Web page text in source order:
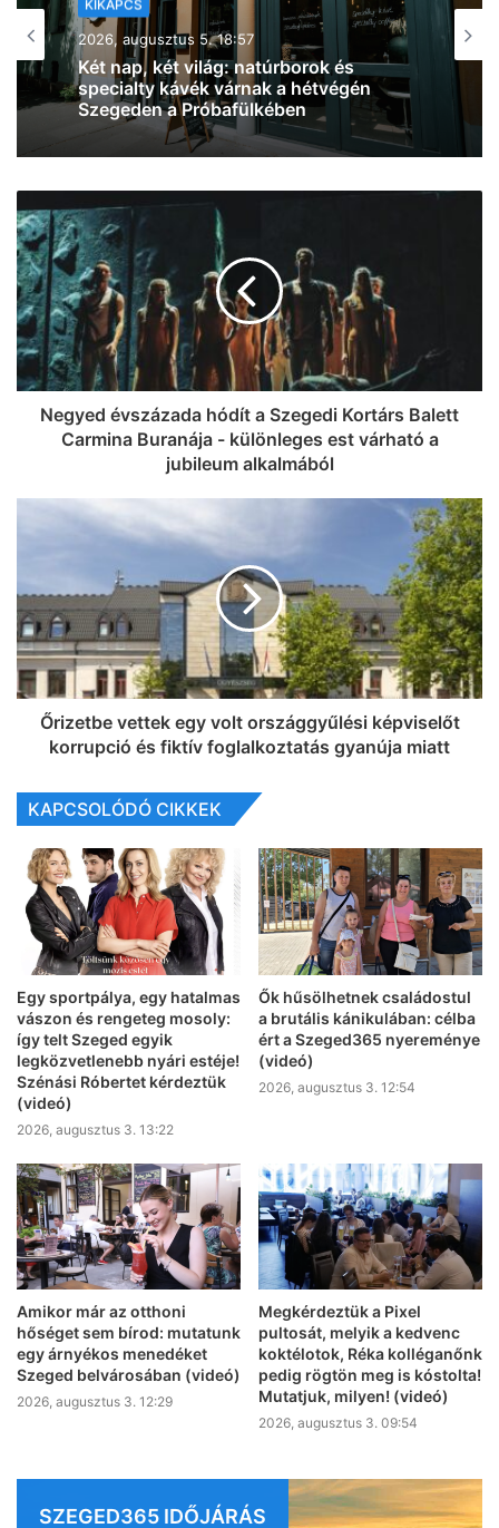
2026, augusztus 5. 18:39
„Az akadályokat elhárítottuk, de
csináltunk nektek még néhányat” – újra
megnyitott az 50 méteres Waterplay
akadálypálya a hódmezővásárhelyi
Török Sándor Strandfürdőben
Negyed évszázada hódít a Szegedi Kortárs Balett
Carmina Buranája - különleges est várható a
jubileum alkalmából
Őrizetbe vettek egy volt országgyűlési képviselőt
korrupció és fiktív foglalkoztatás gyanúja miatt
KAPCSOLÓDÓ CIKKEK
Egy sportpálya, egy hatalmas
vászon és rengeteg mosoly:
így telt Szeged egyik
legközvetlenebb nyári estéje!
Szénási Róbertet kérdeztük
(videó)
2026, augusztus 3. 13:22
Ők hűsölhetnek családostul
a brutális kánikulában: célba
ért a Szeged365 nyereménye
(videó)
2026, augusztus 3. 12:54
Amikor már az otthoni
hőséget sem bírod: mutatunk
egy árnyékos menedéket
Szeged belvárosában (videó)
2026, augusztus 3. 12:29
Megkérdeztük a Pixel
pultosát, melyik a kedvenc
koktélotok, Réka kolléganőnk
pedig rögtön meg is kóstolta!
Mutatjuk, milyen! (videó)
2026, augusztus 3. 09:54
SZEGED365 IDŐJÁRÁS